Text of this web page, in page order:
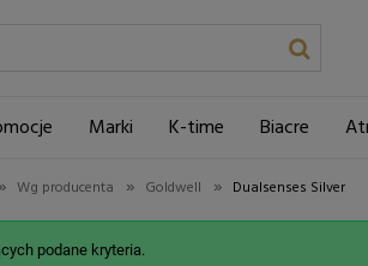
Marki K-time Biacre
» Wg producenta » Goldwell » Dualsenses Silver
podane kryteria.